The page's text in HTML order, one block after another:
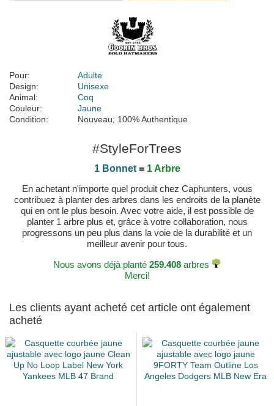
Pour:
Adulte
Design:
Unisexe
Animal:
Coq
Couleur:
Jaune
Condition:
Nouveau; 100% Authentique
#StyleForTrees
1 Bonnet= 1 Arbre
En achetant n'importe quel produit chez Caphunters, vous
contribuez à planter des arbres dans les endroits de la planète
qui en ont le plus besoin. Avec votre aide, il est possible de
planter 1 arbre plus et, grâce à votre collaboration, nous
progressons un peu plus dans la voie de la durabilité et un
meilleur avenir pour tous.
Nous avons déjà planté 259.408 arbres
Merci!
Les clients ayant acheté cet article ont également
acheté